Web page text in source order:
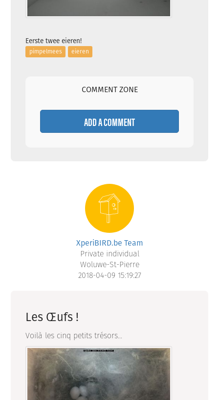
Eerste twee eieren!
pimpelmees eieren
COMMENT ZONE
ADD A COMMENT
XperiBIRD.be Team
Private individual
Woluwe-St-Pierre
2018-04-09 15:19:27
Les Œufs !
Voilà les cinq petits trésors...